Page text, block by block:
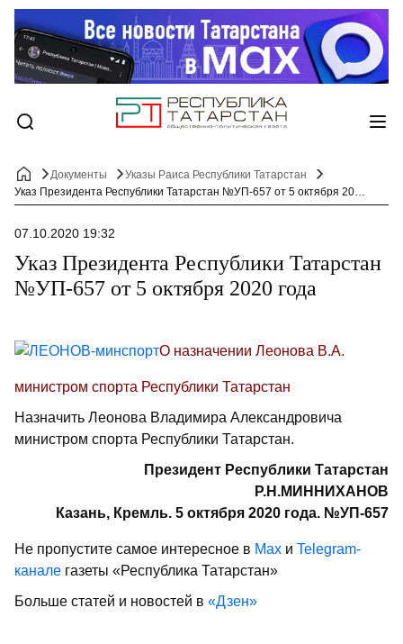
Документы
Указы Раиса Республики Татарстан
Указ Президента Республики Татарстан №УП-657 от 5 октября 2020 года
07.10.2020 19:32
Указ Президента Республики Татарстан
№УП-657 от 5 октября 2020 года
О назначении Леонова В.А.
министром спорта Республики Татарстан
Назначить Леонова Владимира Александровича
министром спорта Республики Татарстан.
Президент Республики Татарстан
Р.Н.МИННИХАНОВ
Казань, Кремль. 5 октября 2020 года. №УП-657
Не пропустите самое интересное в Max и Telegram-
канале газеты «Республика Татарстан»
Больше статей и новостей в «Дзен»